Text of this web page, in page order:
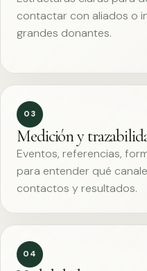
contactar con aliados o
grandes donantes.
03
Medición y
Eventos, referencias,
para entender qué
contactos y resultados.
04